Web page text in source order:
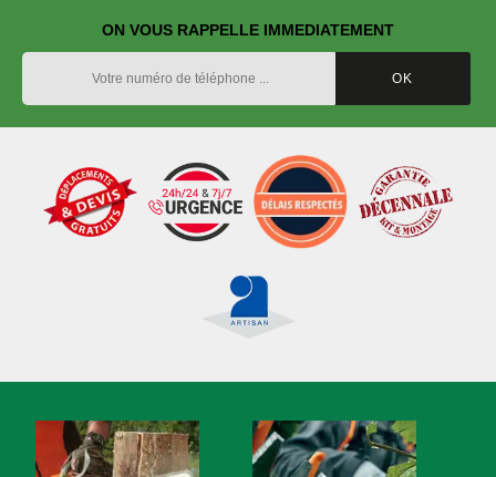
ON VOUS RAPPELLE IMMEDIATEMENT